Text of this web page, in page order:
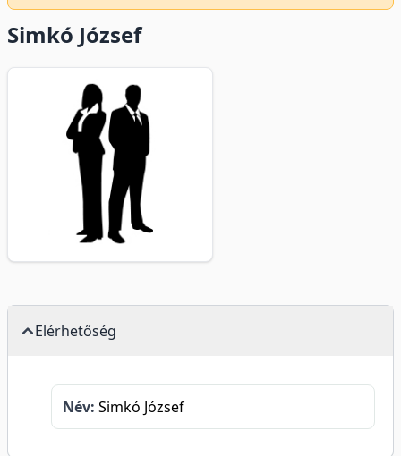
Simkó József
Elérhetőség
Név: Simkó József